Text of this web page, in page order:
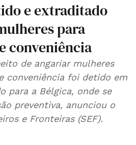
e extraditado
para
conveniência
de angariar mulheres
conveniência foi detido em
para a Bélgica, onde se
preventiva, anunciou o
e Fronteiras (SEF).